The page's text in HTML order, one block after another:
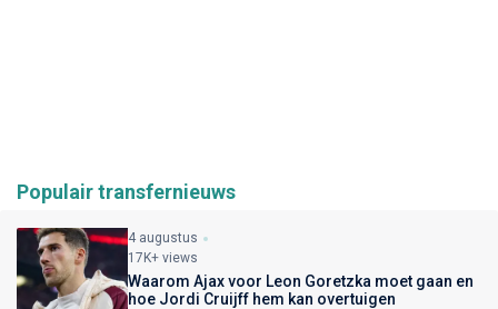
Populair transfernieuws
4 augustus
17K+ views
Waarom Ajax voor Leon Goretzka moet gaan en
hoe Jordi Cruijff hem kan overtuigen